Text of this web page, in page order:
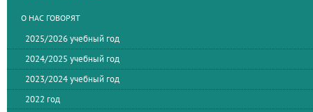
О НАС ГОВОРЯТ
2025/2026 учебный год
2024/2025 учебный год
2023/2024 учебный год
2022 год